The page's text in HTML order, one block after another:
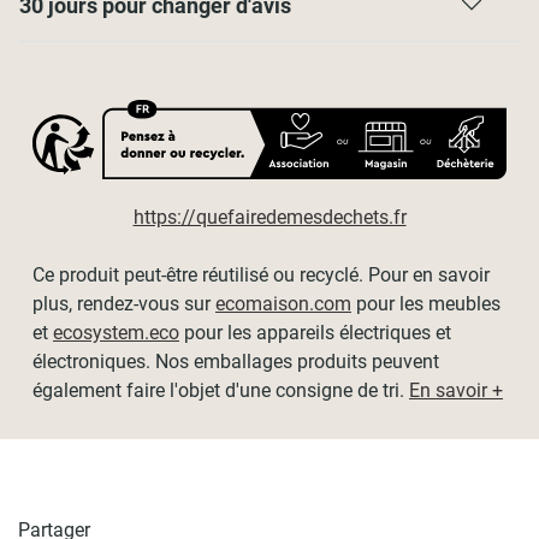
Possibilité de recoupe en largeur avec une paire de ciseaux
Nous recommandons de laisser un tour de tissu enroulé
lorsque le store est entièrement descendu pour le rendu
esthétique et le maintien du tissu. Merci de tenir compte de
cela dans le choix de la hauteur de votre store.
- L60cm x H190cm / L64cm x H190cm
- L90cm x H190cm / L94cm x H190cm
- L120cm x H190cm / L124cm x H190cm
30 jours pour changer d'avis
https://quefairedemesdechets.fr
Ce produit peut-être réutilisé ou recyclé. Pour en savoir
plus, rendez-vous surecomaison.com pour les meubles
et ecosystem.eco pour les appareils électriques et
électroniques. Nos emballages produits peuvent
également faire l'objet d'une consigne de tri. En savoir +
Partager